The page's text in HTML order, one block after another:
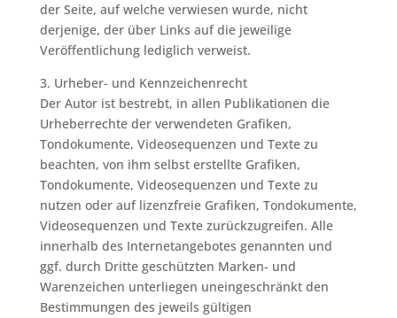
der Seite, auf welche verwiesen wurde, nicht
derjenige, der über Links auf die jeweilige
Veröffentlichung lediglich verweist.
3. Urheber- und Kennzeichenrecht
Der Autor ist bestrebt, in allen Publikationen die
Urheberrechte der verwendeten Grafiken,
Tondokumente, Videosequenzen und Texte zu
beachten, von ihm selbst erstellte Grafiken,
Tondokumente, Videosequenzen und Texte zu
nutzen oder auf lizenzfreie Grafiken, Tondokumente,
Videosequenzen und Texte zurückzugreifen. Alle
innerhalb des Internetangebotes genannten und
ggf. durch Dritte geschützten Marken- und
Warenzeichen unterliegen uneingeschränkt den
Bestimmungen des jeweils gültigen